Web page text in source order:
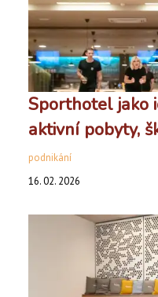
Sporthotel jako
aktivní pobyty,
podnikání
16. 02. 2026